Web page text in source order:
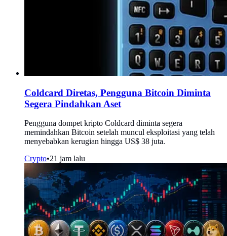
Coldcard Diretas, Pengguna Bitcoin Diminta
Segera Pindahkan Aset
Pengguna dompet kripto Coldcard diminta segera
memindahkan Bitcoin setelah muncul eksploitasi yang telah
menyebabkan kerugian hingga US$ 38 juta.
Crypto•21 jam lalu